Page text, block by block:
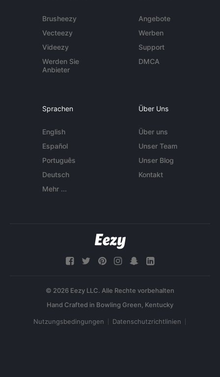
Brusheezy
Vecteezy
Videezy
Werden Sie
Anbieter
Angebote
Werben
Support
DMCA
Sprachen
English
Español
Português
Deutsch
Mehr ...
Über Uns
Über uns
Unser Team
Unser Blog
Kontakt
© 2026 Eezy LLC. Alle Rechte vorbehalten
Nutzungsbedingungen Datenschutzrichtlinien